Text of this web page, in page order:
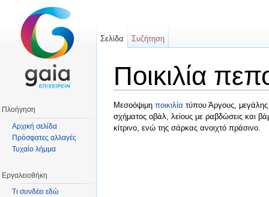
Ποικιλία
Μεσοόψιμη ποικιλία τύπου Άργους, μεγάλης
σχήματος οβάλ, λείους με ραβδώσεις και
κίτρινο, ενώ της σάρκας ανοιχτό πράσινο.
Σελίδα Συζήτηση
Πλοήγηση
Αρχική σελίδα
Πρόσφατες αλλαγές
Τυχαίο λήμμα
Εργαλειοθήκη
Τι συνδέει εδώ